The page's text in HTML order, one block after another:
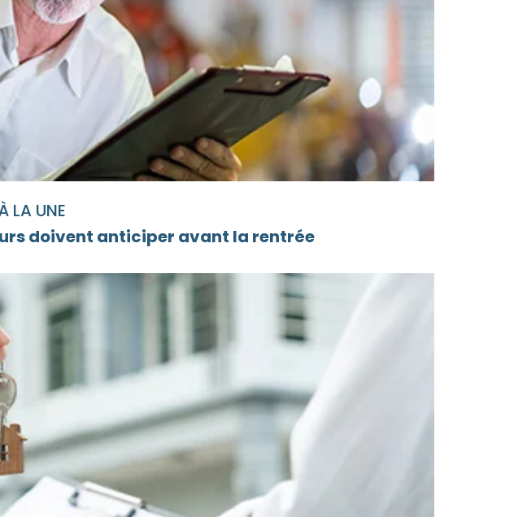
LA UNE
doivent anticiper avant la rentrée